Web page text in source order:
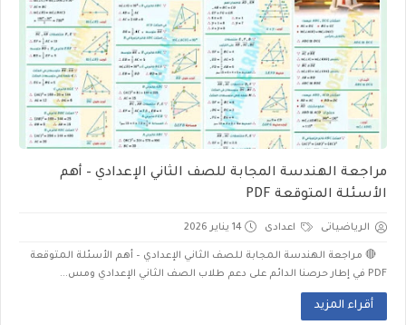
مراجعة الهندسة المجابة للصف الثاني الإعدادي – أهم
الأسئلة المتوقعة PDF
الرياضياتى اعدادى 14 يناير 2026
🔴 مراجعة الهندسة المجابة للصف الثاني الإعدادي – أهم الأسئلة المتوقعة
PDF في إطار حرصنا الدائم على دعم طلاب الصف الثاني الإعدادي ومس...
أقراء المزيد